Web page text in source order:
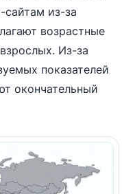
сайтам из-за
возрастные
Из-за
показателей
окончательный